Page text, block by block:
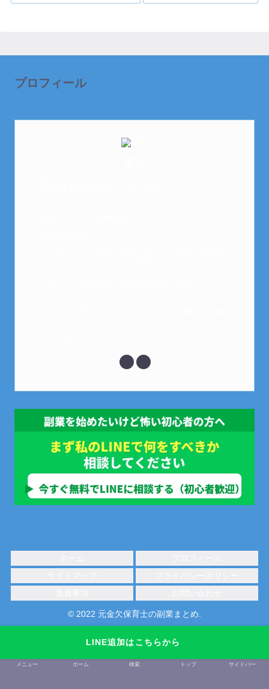
LINE追加はこちらから
プロフィール
© 2022 元金欠保育士の副業まとめ.
メニュー ホーム 検索 トップ サイドバー